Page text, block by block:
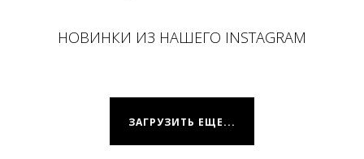
НОВИНКИ ИЗ НАШЕГО INSTAGRAM
ЗАГРУЗИТЬ ЕЩЕ...